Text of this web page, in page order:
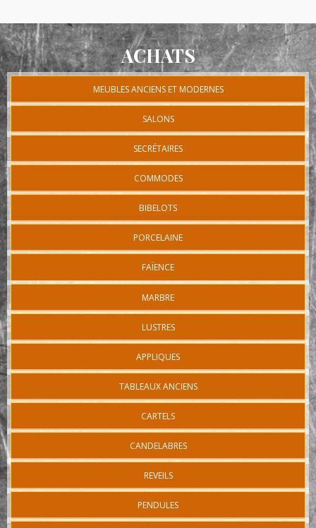
ACHATS
MEUBLES ANCIENS ET MODERNES
SALONS
SECRÉTAIRES
COMMODES
BIBELOTS
PORCELAINE
FAÏENCE
MARBRE
LUSTRES
APPLIQUES
TABLEAUX ANCIENS
CARTELS
CANDELABRES
REVEILS
PENDULES